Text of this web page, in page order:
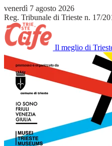
venerdì 7 agosto 2026
Reg. Tribunale di Trieste n. 17/
Il meglio di